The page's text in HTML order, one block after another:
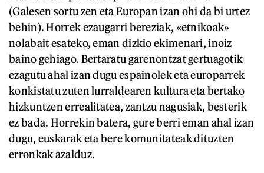
(Galesen sortu zen eta Europan izan ohi da bi urtez
behin). Horrek ezaugarri bereziak, «etnikoak»
nolabait esateko, eman dizkio ekimenari, inoiz
baino gehiago. Bertaratu garenontzat gertuagotik
ezagutu ahal izan dugu espainolek eta europarrek
konkistatu zuten lurraldearen kultura eta bertako
hizkuntzen errealitatea, zantzu nagusiak, besterik
ez bada. Horrekin batera, gure berri eman ahal izan
dugu, euskarak eta bere komunitateak dituzten
erronkak azalduz.